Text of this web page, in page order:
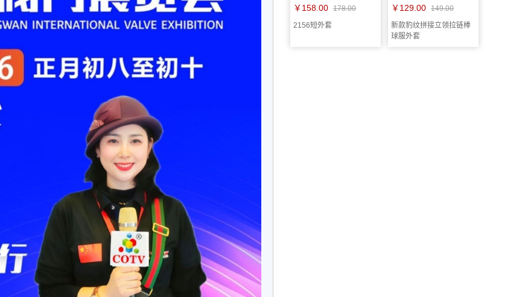
￥158.00 178.00
2156短外套
￥129.00 149.00
新款豹纹拼接立领拉链棒
球服外套